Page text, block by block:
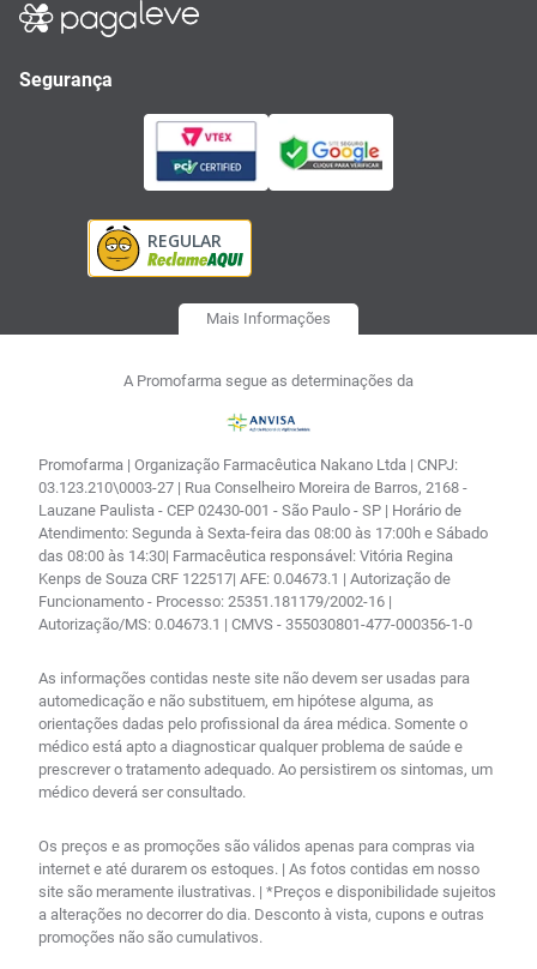
Segurança
Mais Informações
A Promofarma segue as determinações da
Promofarma | Organização Farmacêutica Nakano Ltda | CNPJ:
03.123.210\0003-27 | Rua Conselheiro Moreira de Barros, 2168 -
Lauzane Paulista - CEP 02430-001 - São Paulo - SP | Horário de
Atendimento: Segunda à Sexta-feira das 08:00 às 17:00h e Sábado
das 08:00 às 14:30| Farmacêutica responsável: Vitória Regina
Kenps de Souza CRF 122517| AFE: 0.04673.1 | Autorização de
Funcionamento - Processo: 25351.181179/2002-16 |
Autorização/MS: 0.04673.1 | CMVS - 355030801-477-000356-1-0
As informações contidas neste site não devem ser usadas para
automedicação e não substituem, em hipótese alguma, as
orientações dadas pelo profissional da área médica. Somente o
médico está apto a diagnosticar qualquer problema de saúde e
prescrever o tratamento adequado. Ao persistirem os sintomas, um
médico deverá ser consultado.
Os preços e as promoções são válidos apenas para compras via
internet e até durarem os estoques. | As fotos contidas em nosso
site são meramente ilustrativas. | *Preços e disponibilidade sujeitos
a alterações no decorrer do dia. Desconto à vista, cupons e outras
promoções não são cumulativos.